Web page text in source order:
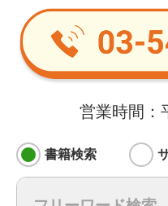
営業時間：
書籍検索